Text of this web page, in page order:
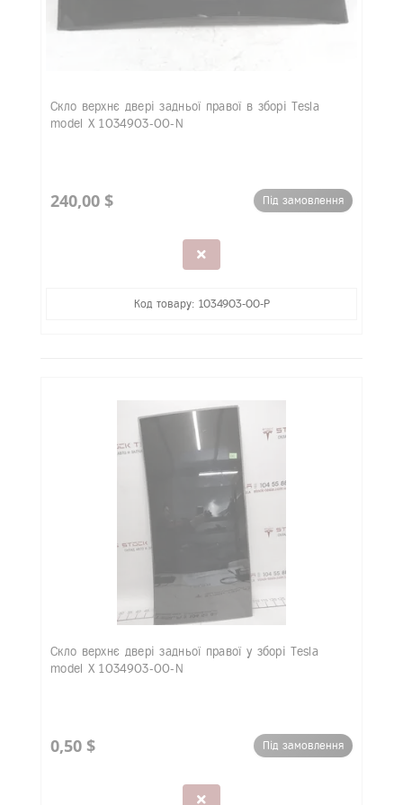
Скло верхнє двері задньої правої в зборі Tesla
model X 1034903-00-N
240,00 $ Під замовлення
Код товару: 1034903-00-P
Скло верхнє двері задньої правої у зборі Tesla
model X 1034903-00-N
0,50 $ Під замовлення